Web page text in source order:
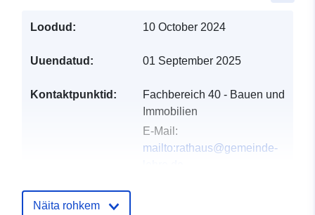
Loodud: 10 October 2024
Uuendatud: 01 September 2025
Kontaktpunktid:
Fachbereich 40 - Bauen und
Immobilien
E-Mail:
mailto:rathaus@gemeinde-
Näita rohkem